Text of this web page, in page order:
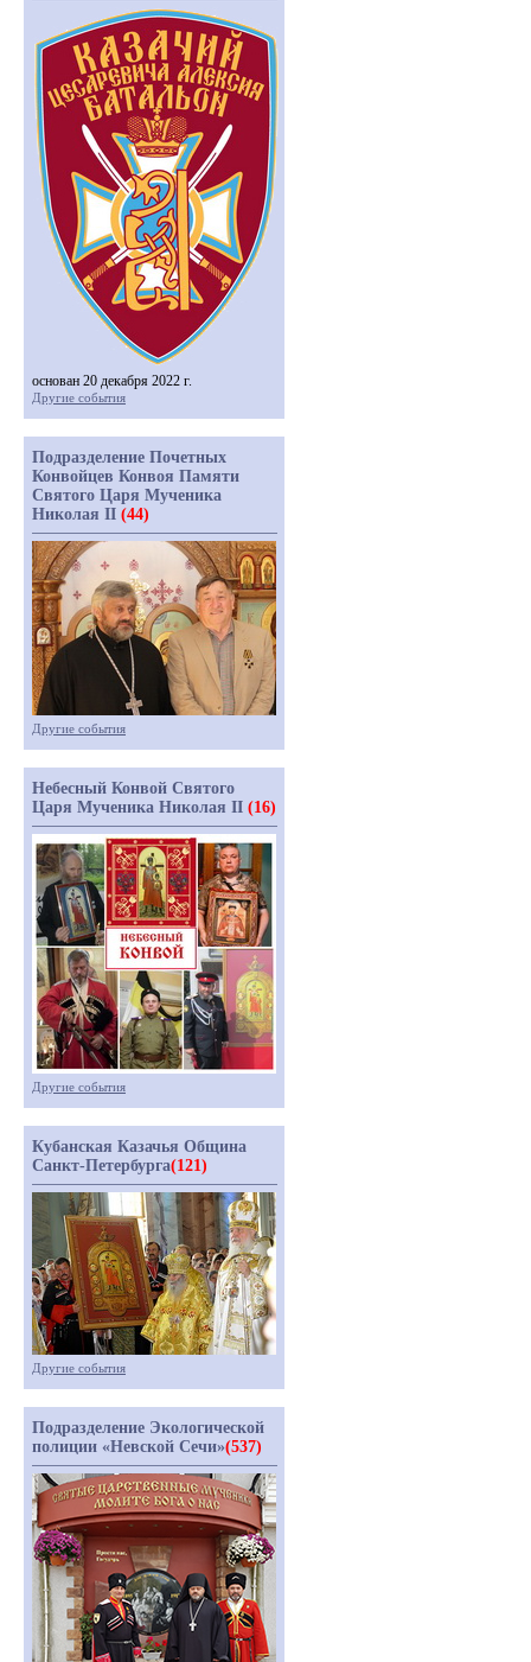
основан 20 декабря 2022 г.
Другие события
Подразделение Почетных
Конвойцев Конвоя Памяти
Святого Царя Мученика
Николая II (44)
Другие события
Небесный Конвой Святого
Царя Мученика Николая II (16)
Другие события
Кубанская Казачья Община
Санкт-Петербурга(121)
Другие события
Подразделение Экологической
полиции «Невской Сечи»(537)